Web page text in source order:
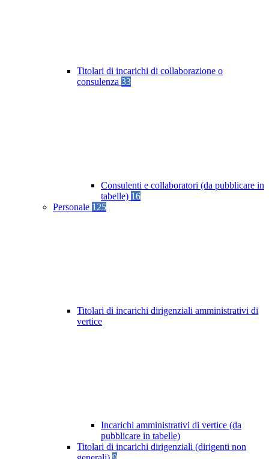
Titolari di incarichi di collaborazione o
consulenza 33
Consulenti e collaboratori (da pubblicare in
tabelle) 16
Personale 125
Titolari di incarichi dirigenziali amministrativi di
vertice
Incarichi amministrativi di vertice (da
pubblicare in tabelle)
Titolari di incarichi dirigenziali (dirigenti non